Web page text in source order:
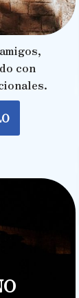
con